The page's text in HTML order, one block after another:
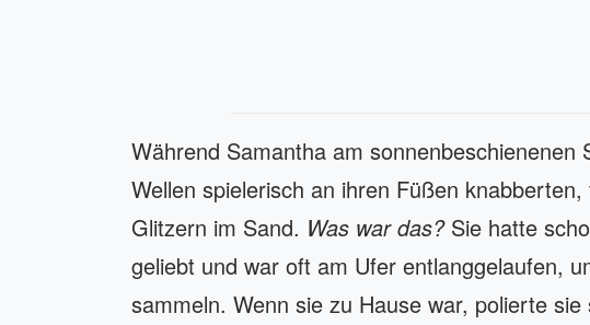
Während Samantha am
Wellen spielerisch an ihren Füßen
Glitzern im Sand. Was war das? Sie hatte
geliebt und war oft am Ufer entlanggelaufen,
sammeln. Wenn sie zu Hause war, polierte